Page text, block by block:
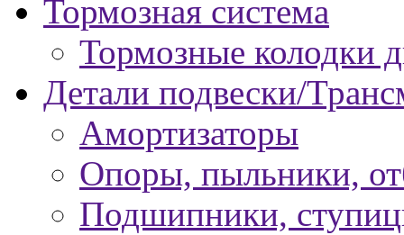
Тормозная система
Тормозные колодки
Детали подвески/
Амортизаторы
Опоры, пыльники,
Подшипники,